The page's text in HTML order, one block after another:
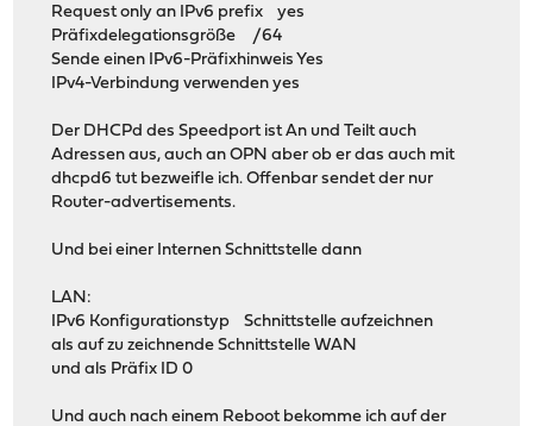
Request only an IPv6 prefix yes
Präfixdelegationsgröße /64
Sende einen IPv6-Präfixhinweis Yes
IPv4-Verbindung verwenden yes
Der DHCPd des Speedport ist An und Teilt auch
Adressen aus, auch an OPN aber ob er das auch mit
dhcpd6 tut bezweifle ich. Offenbar sendet der nur
Router-advertisements.
Und bei einer Internen Schnittstelle dann
LAN:
IPv6 Konfigurationstyp Schnittstelle aufzeichnen
als auf zu zeichnende Schnittstelle WAN
und als Präfix ID 0
Und auch nach einem Reboot bekomme ich auf der